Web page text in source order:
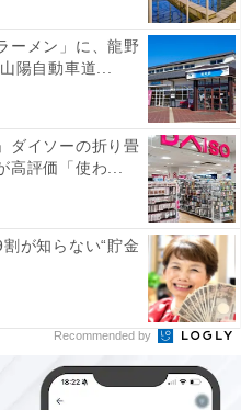
ーメン」に、龍野
陽自動車道...
ダイソーの折り畳
高評価「使わ...
が知らない“貯金
Recommended by